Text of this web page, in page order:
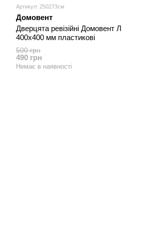
Артикул: 250273см
Домовент
Дверцята ревізійні Домовент Л
400х400 мм пластикові
500 грн
490 грн
Немає в наявності